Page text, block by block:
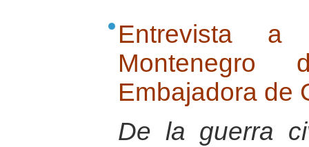
Entrevista
Montenegro
Embajadora de
De la guerra